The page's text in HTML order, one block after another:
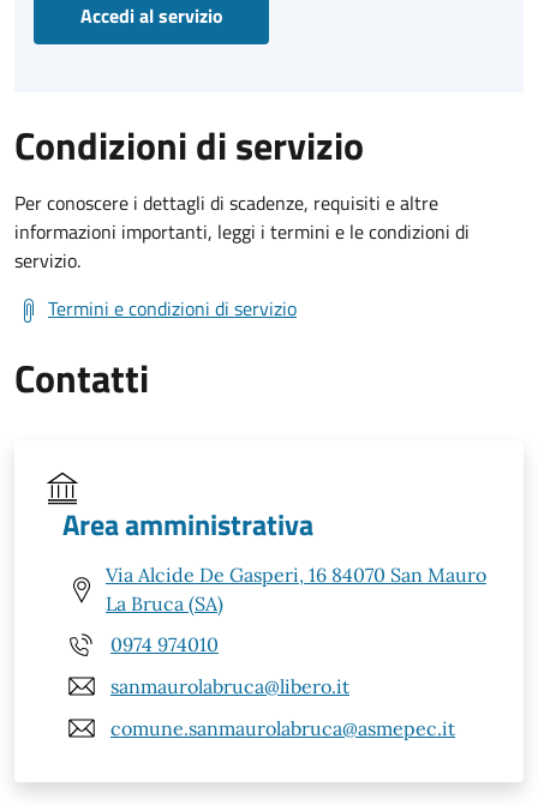
Accedi al servizio
Condizioni di servizio
Per conoscere i dettagli di scadenze, requisiti e altre
informazioni importanti, leggi i termini e le condizioni di
servizio.
Termini e condizioni di servizio
Contatti
Area amministrativa
Via Alcide De Gasperi, 16 84070 San Mauro
La Bruca (SA)
0974 974010
sanmaurolabruca@libero.it
comune.sanmaurolabruca@asmepec.it